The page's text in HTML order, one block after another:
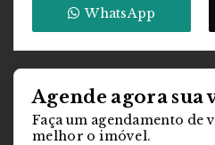
WhatsApp
Agende agora sua
Faça um agendamento de
melhor o imóvel.